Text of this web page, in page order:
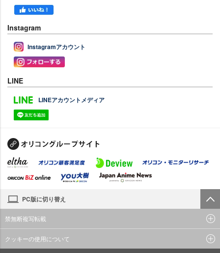
Instagram
Instagramアカウント
LINE
LINEアカウントメディア
PC版に切り替え
禁無断複写転載
クッキーの使用について